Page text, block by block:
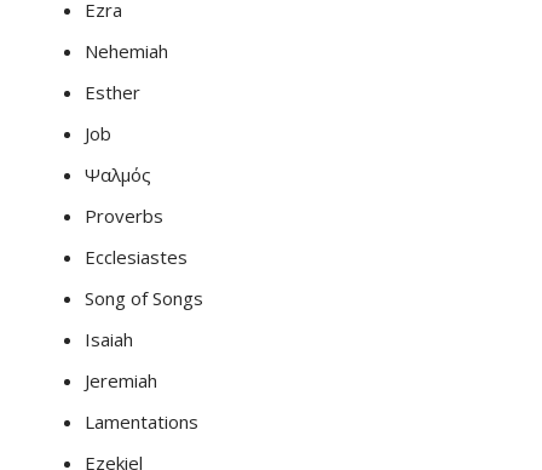
Ezra
Nehemiah
Esther
Job
Ψαλμός
Proverbs
Ecclesiastes
Song of Songs
Isaiah
Jeremiah
Lamentations
Ezekiel